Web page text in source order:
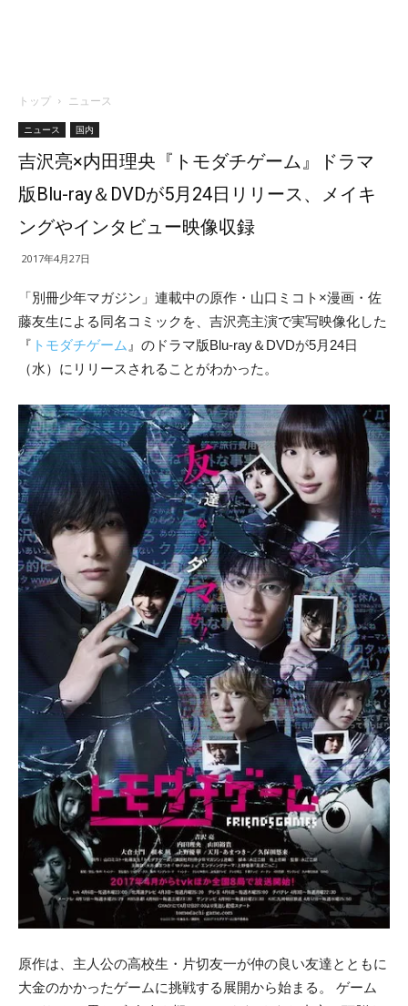
トップ ニュース
ニュース 国内
吉沢亮×内田理央『トモダチゲーム』ドラマ
版Blu-ray＆DVDが5月24日リリース、メイキ
ングやインタビュー映像収録
2017年4月27日
「別冊少年マガジン」連載中の原作・山口ミコト×漫画・佐
藤友生による同名コミックを、吉沢亮主演で実写映像化した
『 トモダチゲーム 』のドラマ版Blu-ray＆DVDが5月24日
（水）にリリースされることがわかった。
原作は、主人公の高校生・片切友一が仲の良い友達とともに
大金のかかったゲームに挑戦する展開から始まる。 ゲーム